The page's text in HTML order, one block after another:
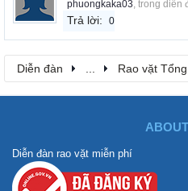
phuongkaka03, trong diễn
Trả lời: 0
Diễn đàn ... Rao vặt
Diễn đàn rao vặt miễn phí